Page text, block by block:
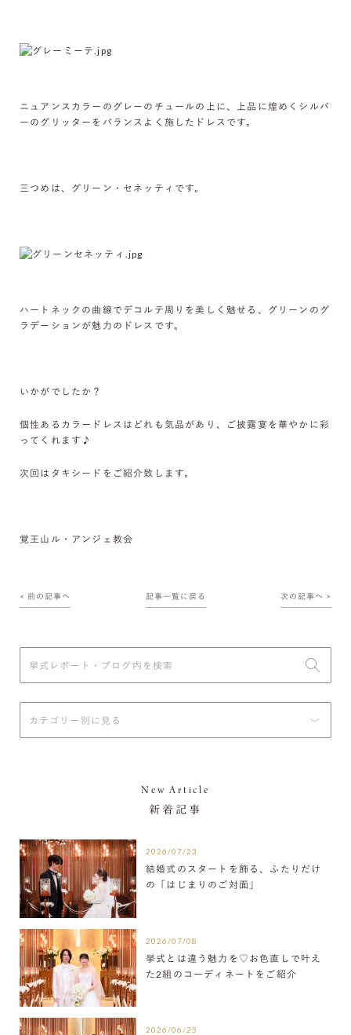
ニュアンスカラーのグレーのチュールの上に、上品に煌めくシルバ
ーのグリッターをバランスよく施したドレスです。
三つめは、グリーン・セネッティです。
ハートネックの曲線でデコルテ周りを美しく魅せる、グリーンのグ
ラデーションが魅力のドレスです。
いかがでしたか？
個性あるカラードレスはどれも気品があり、ご披露宴を華やかに彩
ってくれます♪
次回はタキシードをご紹介致します。
覚王山ル・アンジェ教会
< 前の記事へ 記事一覧に戻る 次の記事へ >
New Article
新着記事
2026/07/23
結婚式のスタートを飾る、ふたりだけ
の「はじまりのご対面」
2026/07/08
挙式とは違う魅力を♡お色直しで叶え
た2組のコーディネートをご紹介
2026/06/25